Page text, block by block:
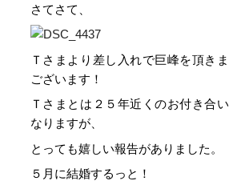
さてさて、
Ｔさまより差し入れで巨峰を頂き
ございます！
Ｔさまとは２５年近くのお付き合
なりますが、
とっても嬉しい報告がありました。
５月に結婚するっと！